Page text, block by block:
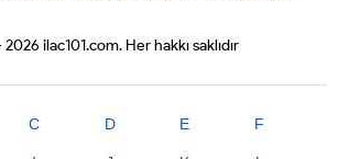
ilac101.com. Her hakkı saklıdır
C D E F